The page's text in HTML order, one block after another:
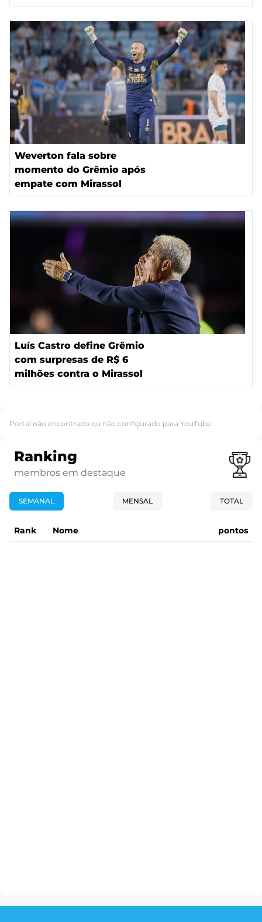
Weverton fala sobre
momento do Grêmio após
empate com Mirassol
Luís Castro define Grêmio
com surpresas de R$ 6
milhões contra o Mirassol
Portal não encontrado ou não configurado para YouTube.
Ranking
membros em destaque
SEMANAL MENSAL TOTAL
Rank Nome pontos